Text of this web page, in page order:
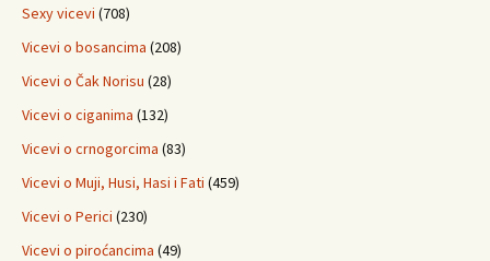
Sexy vicevi (708)
Vicevi o bosancima (208)
Vicevi o Čak Norisu (28)
Vicevi o ciganima (132)
Vicevi o crnogorcima (83)
Vicevi o Muji, Husi, Hasi i Fati (459)
Vicevi o Perici (230)
Vicevi o piroćancima (49)